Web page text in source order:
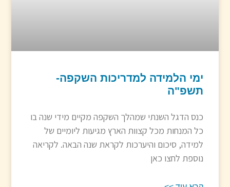
ימי הלמידה למדריכות השקפה-
תשפ"ה
כנס הדגל השנתי שמהלך השקפה מקיים מידי שנה בו
כל המנחות מכל קצוות הארץ מגיעות ליומיים של
למידה, סיכום והיערכות לקראת שנה הבאה. לקריאה
נוספת לחצו כאן